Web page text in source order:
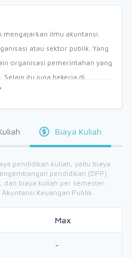
mengajarkan ilmu akuntansi.
atau sektor publik. Yang
organisasi pemerintahan yang
Selain itu juga bekerja di
Sakit dan Pendidikan.
ini juga memiliki
Biaya Kuliah
pendidikan kuliah, yaitu biaya
pendidikan (DPP)
biaya kuliah per semester.
Keuangan Publik
Max
-